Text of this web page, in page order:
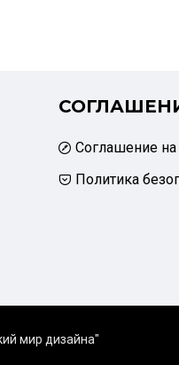
Соглашение
Политика
мир дизайна"